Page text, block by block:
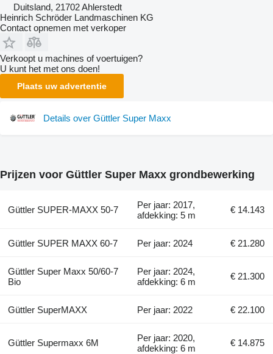
Duitsland, 21702 Ahlerstedt
Heinrich Schröder Landmaschinen KG
Contact opnemen met verkoper
Verkoopt u machines of voertuigen?
U kunt het met ons doen!
Plaats uw advertentie
Details over Güttler Super Maxx
Prijzen voor Güttler Super Maxx grondbewerking
Güttler SUPER-MAXX 50-7
Per jaar: 2017,
afdekking: 5 m
€ 14.143
Güttler SUPER MAXX 60-7 Per jaar: 2024 € 21.280
Güttler Super Maxx 50/60-7
Bio
Per jaar: 2024,
afdekking: 6 m
€ 21.300
Güttler SuperMAXX Per jaar: 2022 € 22.100
Güttler Supermaxx 6M
Per jaar: 2020,
afdekking: 6 m
€ 14.875